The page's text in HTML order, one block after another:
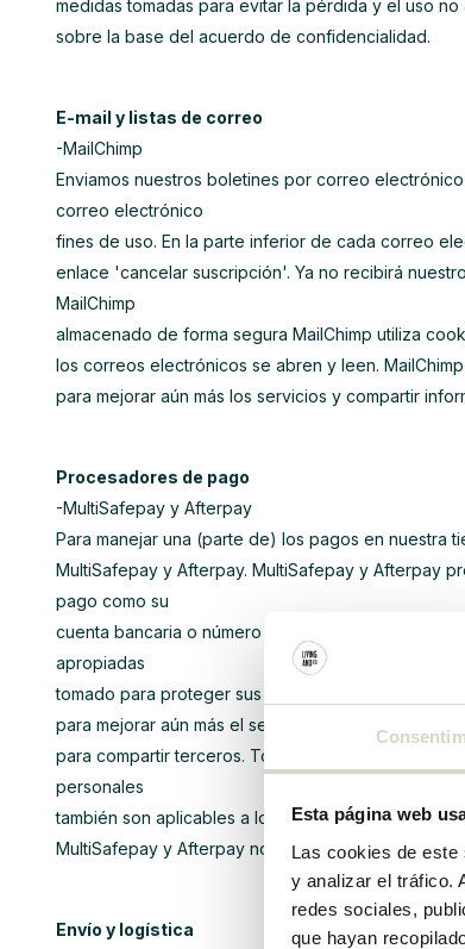
Esta página web
Las cookies de
y analizar el tráfico.
redes sociales,
que hayan
medidas tomadas para evitar la pérdida y el uso
sobre la base del acuerdo de confidencialidad.
E-mail y listas de correo
-MailChimp
Enviamos nuestros boletines por correo
correo electrónico
fines de uso. En la parte inferior de cada correo
enlace 'cancelar suscripción'. Ya no recibirá
MailChimp
almacenado de forma segura MailChimp utiliza
los correos electrónicos se abren y leen.
para mejorar aún más los servicios y compartir
Procesadores de pago
-MultiSafepay y Afterpay
Para manejar una (parte de) los pagos en nuestra
MultiSafepay y Afterpay. MultiSafepay y Afterpay
pago como su
cuenta bancaria o número de tarjeta de crédito.
apropiadas
tomado para proteger sus datos personales.
para mejorar aún más el servicio y, en relación con
para compartir terceros. Todas las garantías
personales
también son aplicables a los componentes de los
MultiSafepay y Afterpay no almacenan sus datos
Envío y logística